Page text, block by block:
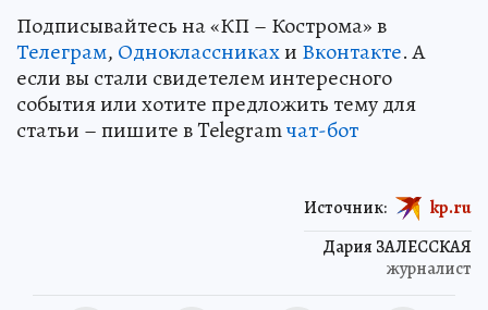
Подписывайтесь на «КП – Кострома» в
Телеграм, Одноклассникахи Вконтакте. А
если вы стали свидетелем интересного
события или хотите предложить тему для
статьи – пишите в Telegramчат-бот
Дария ЗАЛЕССКАЯ
журналист
Источник: kp.ru